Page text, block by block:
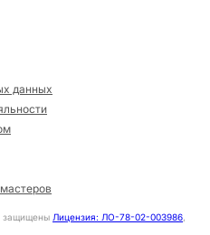
данных
защищены Лицензия: ЛО-78-02-003986,